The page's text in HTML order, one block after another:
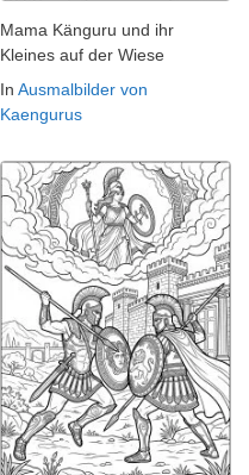
Mama Känguru und ihr
Kleines auf der Wiese
In Ausmalbilder von
Kaengurus